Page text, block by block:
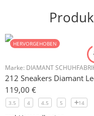
HERVORGEHOBEN
Marke: DIAMANT
119,00 €
3.5 4 4.5 5 14